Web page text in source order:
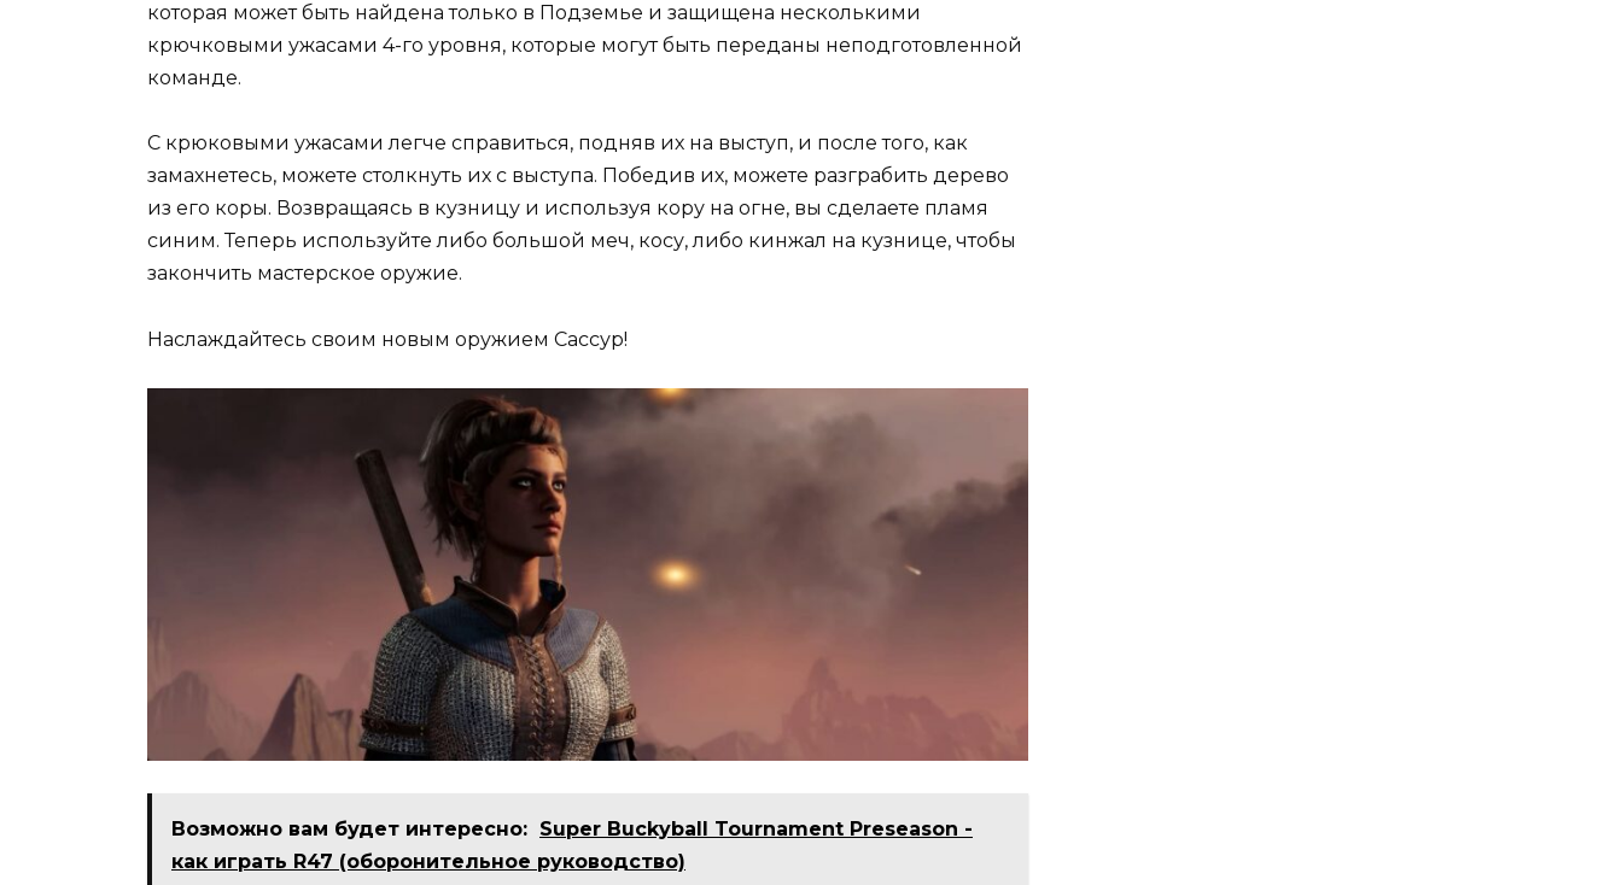
которая может быть найдена только в Подземье и защищена несколькими
крючковыми ужасами 4-го уровня, которые могут быть переданы неподготовленной
команде.
С крюковыми ужасами легче справиться, подняв их на выступ, и после того, как
замахнетесь, можете столкнуть их с выступа. Победив их, можете разграбить дерево
из его коры. Возвращаясь в кузницу и используя кору на огне, вы сделаете пламя
синим. Теперь используйте либо большой меч, косу, либо кинжал на кузнице, чтобы
закончить мастерское оружие.
Наслаждайтесь своим новым оружием Сассур!
Возможно вам будет интересно: Super Buckyball Tournament Preseason -
как играть R47 (оборонительное руководство)